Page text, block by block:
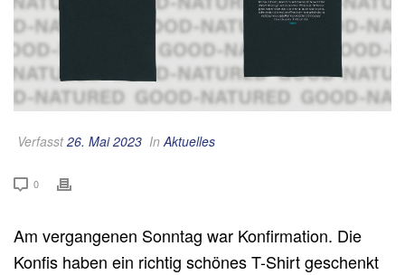
Verfasst26. Mai 2023 InAktuelles
0
Am vergangenen Sonntag war Konfirmation. Die
Konfis haben ein richtig schönes T-Shirt geschenkt